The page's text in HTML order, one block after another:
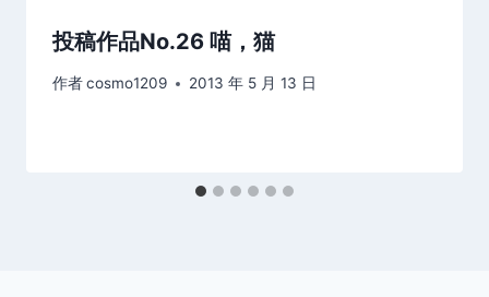
投稿作品No.26 喵，猫
作者cosmo1209 2013 年 5 月 13 日